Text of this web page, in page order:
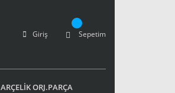
Giriş Sepetim
ARÇELİK ORJ.PARÇA